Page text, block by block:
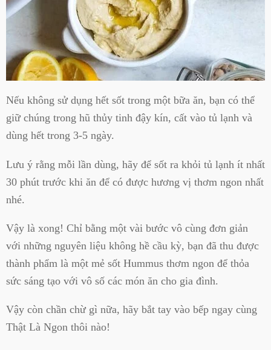
Nếu không sử dụng hết sốt trong một bữa ăn, bạn có thể
giữ chúng trong hũ thủy tinh đậy kín, cất vào tủ lạnh và
dùng hết trong 3-5 ngày.
Lưu ý rằng mỗi lần dùng, hãy để sốt ra khỏi tủ lạnh ít nhất
30 phút trước khi ăn để có được hương vị thơm ngon nhất
nhé.
Vậy là xong! Chỉ bằng một vài bước vô cùng đơn giản
với những nguyên liệu không hề cầu kỳ, bạn đã thu được
thành phẩm là một mẻ sốt Hummus thơm ngon để thỏa
sức sáng tạo với vô số các món ăn cho gia đình.
Vậy còn chần chừ gì nữa, hãy bắt tay vào bếp ngay cùng
Thật Là Ngon thôi nào!